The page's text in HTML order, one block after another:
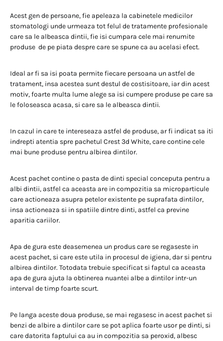
Acest gen de persoane, fie apeleaza la cabinetele medicilor
stomatologi unde urmeaza tot felul de tratamente profesionale
care sa le albeasca dintii, fie isi cumpara cele mai renumite
produse de pe piata despre care se spune ca au acelasi efect.
Ideal ar fi sa isi poata permite fiecare persoana un astfel de
tratament, insa acestea sunt destul de costisitoare, iar din acest
motiv, foarte multa lume alege sa isi cumpere produse pe care sa
le foloseasca acasa, si care sa le albeasca dintii.
In cazul in care te intereseaza astfel de produse, ar fi indicat sa iti
indrepti atentia spre pachetul Crest 3d White, care contine cele
mai bune produse pentru albirea dintilor.
Acest pachet contine o pasta de dinti special conceputa pentru a
albi dintii, astfel ca aceasta are in compozitia sa microparticule
care actioneaza asupra petelor existente pe suprafata dintilor,
insa actioneaza si in spatiile dintre dinti, astfel ca previne
aparitia cariilor.
Apa de gura este deasemenea un produs care se regaseste in
acest pachet, si care este utila in procesul de igiena, dar si pentru
albirea dintilor. Totodata trebuie specificat si faptul ca aceasta
apa de gura ajuta la obtinerea nuantei albe a dintilor intr-un
interval de timp foarte scurt.
Pe langa aceste doua produse, se mai regasesc in acest pachet si
benzi de albire a dintilor care se pot aplica foarte usor pe dinti, si
care datorita faptului ca au in compozitia sa peroxid, albesc